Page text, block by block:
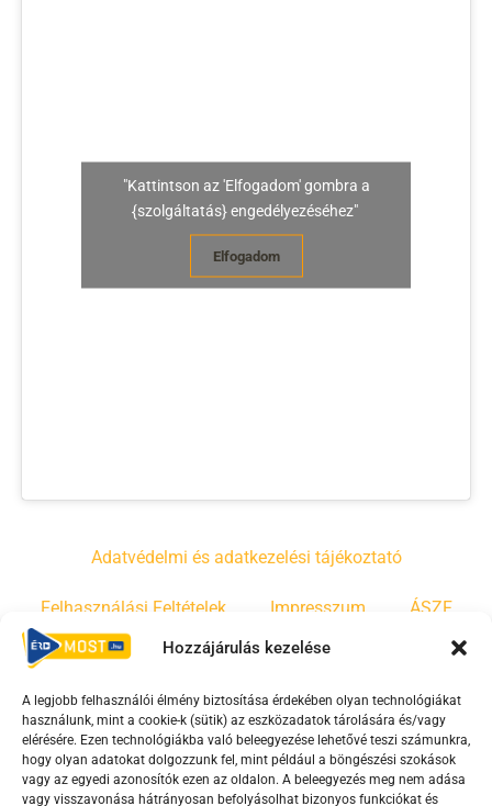
Hozzájárulás kezelése
A legjobb felhasználói élmény biztosítása érdekében olyan technológiákat
használunk, mint a cookie-k (sütik) az eszközadatok tárolására és/vagy
elérésére. Ezen technológiákba való beleegyezése lehetővé teszi számunkra,
hogy olyan adatokat dolgozzunk fel, mint például a böngészési szokások
vagy az egyedi azonosítók ezen az oldalon. A beleegyezés meg nem adása
vagy visszavonása hátrányosan befolyásolhat bizonyos funkciókat és
"Kattintson az 'Elfogadom' gombra a
{szolgáltatás} engedélyezéséhez"
Elfogadom
Adatvédelmi és adatkezelési tájékoztató
Felhasználási Feltételek Impresszum ÁSZF
Irányelvek Moderálási szabályzat
F
a
c
Y
o
u
T
i
k